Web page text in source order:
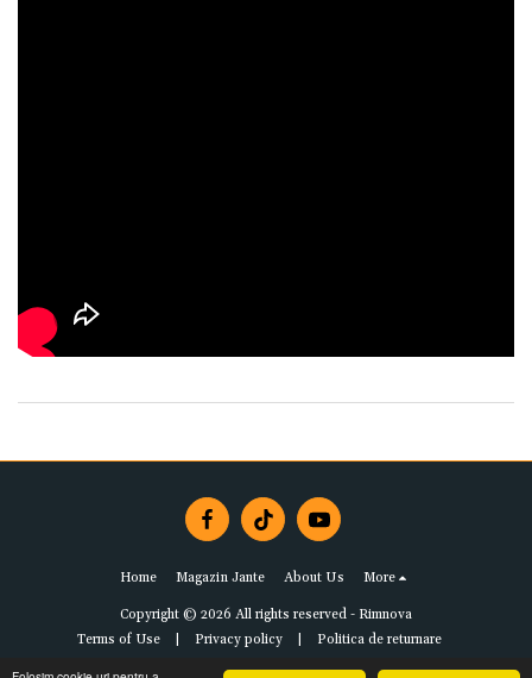
Home Magazin Jante About Us More
Copyright © 2026 All rights reserved - Rimnova
Terms of Use| Privacy policy| Politica de returnare